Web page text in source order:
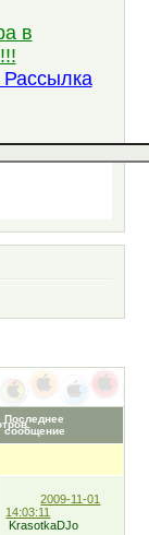
в
Рассылка
Последнее
сообщение
2009-11-01
14:03:11
KrasotkaDJo